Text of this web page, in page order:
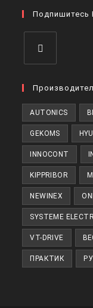
Подпишитесь
AUTONICS
GEKOMS
INNOCONT
KIPPRIBOR
NEWINEX ONI
SYSTEME
VT-DRIVE
ПРАКТИК